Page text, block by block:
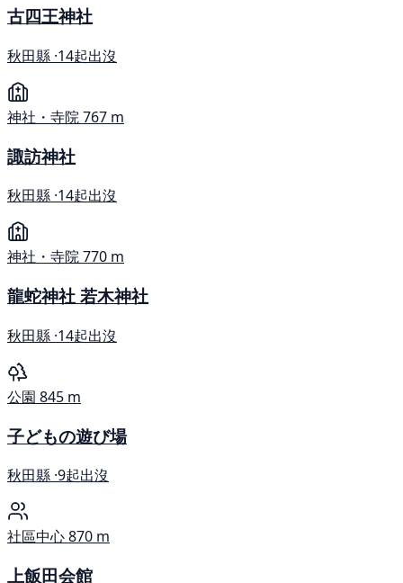
古四王神社
秋田縣 ·14起出沒
神社・寺院767 m
諏訪神社
秋田縣 ·14起出沒
神社・寺院770 m
龍蛇神社 若木神社
秋田縣 ·14起出沒
公園 845 m
子どもの遊び場
秋田縣 ·9起出沒
社區中心870 m
上飯田会館